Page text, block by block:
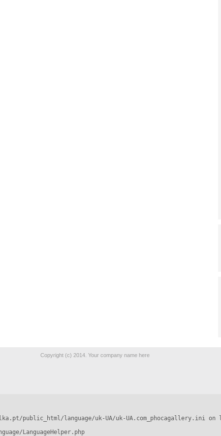
Copyright (c) 2014. Your company name here
public_html/language/uk-UA/uk-UA.com_phocagallery.ini on
LanguageHelper.php